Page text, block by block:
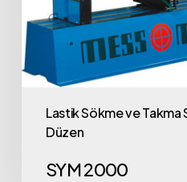
Lastik Sökme ve Takma
Düzen
SYM 2000